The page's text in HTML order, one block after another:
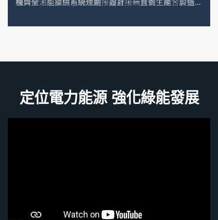
自動警報並停機，以確保人員安全。
定位電力能源 強化綠能發展